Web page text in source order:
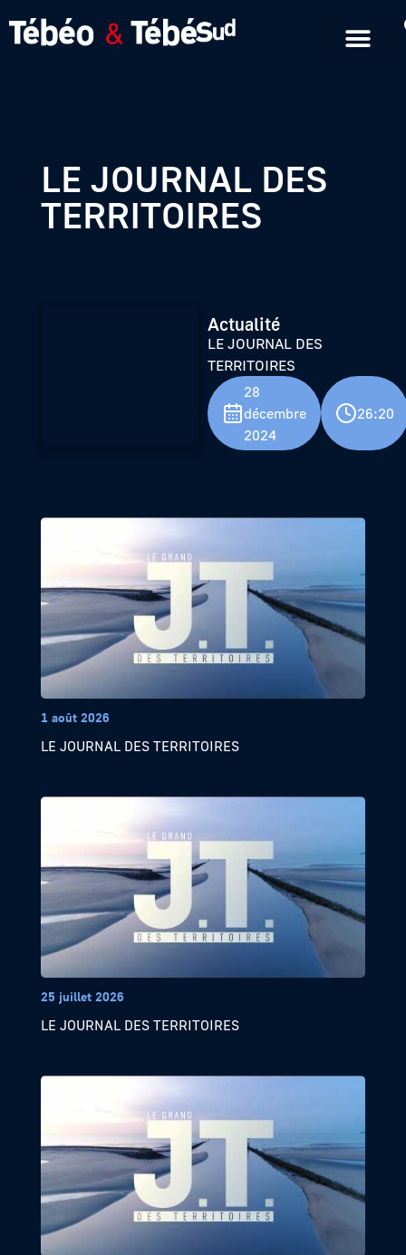
LE JOURNAL DES
TERRITOIRES
Actualité
LE JOURNAL DES
TERRITOIRES
28
décembre
2024
26:20
1 août 2026
LE JOURNAL DES TERRITOIRES
25 juillet 2026
LE JOURNAL DES TERRITOIRES